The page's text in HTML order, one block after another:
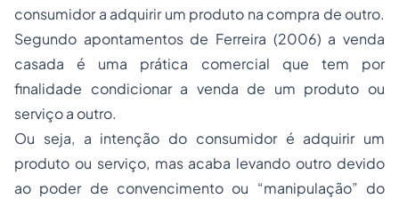
consumidor a adquirir um produto na compra de outro.
Segundo apontamentos de Ferreira (2006) a venda
casada é uma prática comercial que tem por
finalidade condicionar a venda de um produto ou
serviço a outro.
Ou seja, a intenção do consumidor é adquirir um
produto ou serviço, mas acaba levando outro devido
ao poder de convencimento ou “manipulação” do